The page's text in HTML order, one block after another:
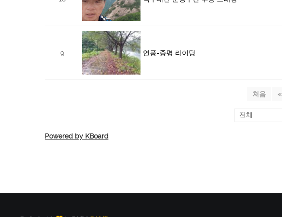
9 연풍-증평 라이딩
처음 «
Powered by KBoard